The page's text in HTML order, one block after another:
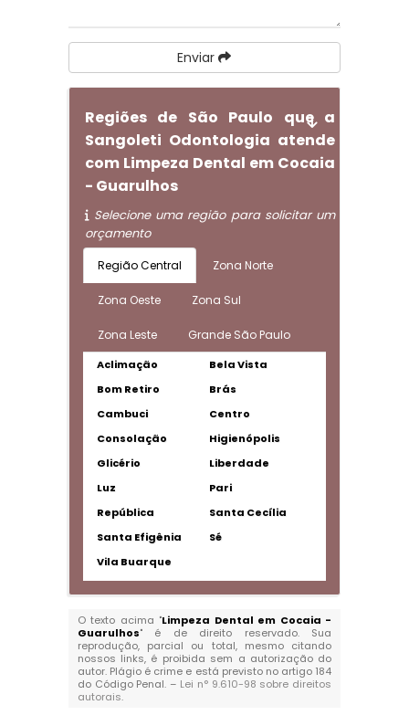
Enviar
Regiões de São Paulo que a
Sangoleti Odontologia atende
com Limpeza Dental em Cocaia
- Guarulhos
Selecione uma região para solicitar um
orçamento
Região Central Zona Norte
Zona Oeste Zona Sul
Zona Leste Grande São Paulo
Aclimação
Bela Vista
Bom Retiro
Brás
Cambuci
Centro
Consolação
Higienópolis
Glicério
Liberdade
Luz
Pari
República
Santa Cecília
Santa Efigênia
Sé
Vila Buarque
O texto acima "Limpeza Dental em Cocaia -
Guarulhos" é de direito reservado. Sua
reprodução, parcial ou total, mesmo citando
nossos links, é proibida sem a autorização do
autor. Plágio é crime e está previsto no artigo 184
do Código Penal. – Lei n° 9.610-98 sobre direitos
autorais.